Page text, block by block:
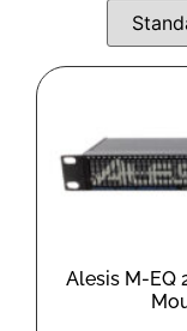
Merk filter
Alesis M-EQ